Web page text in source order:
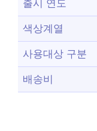
출시 연도
색상계열
사용대상 구분
배송비